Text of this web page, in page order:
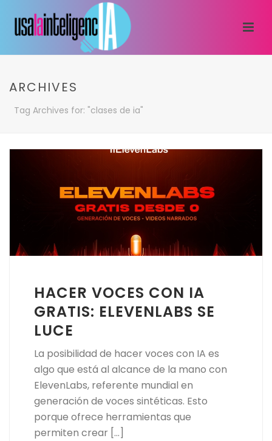
ARCHIVES
Tag Archives for: "clases de ia"
HACER VOCES CON IA
GRATIS: ELEVENLABS SE
LUCE
La posibilidad de hacer voces con IA es
algo que está al alcance de la mano con
ElevenLabs, referente mundial en
generación de voces sintéticas. Esto
porque ofrece herramientas que
permiten crear [...]